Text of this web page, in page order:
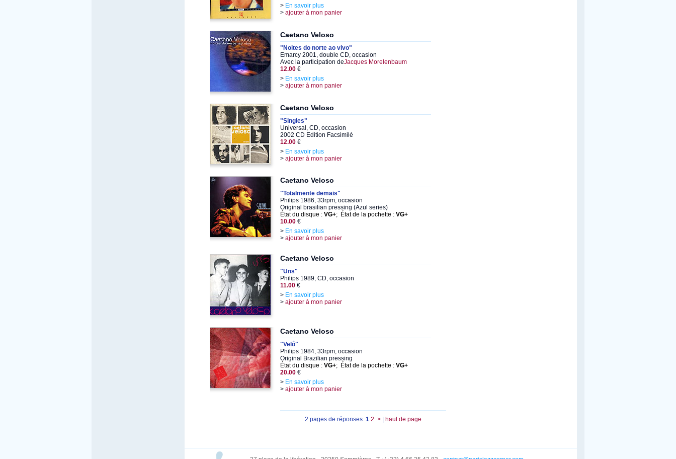
> En savoir plus
> ajouter à mon panier
Caetano Veloso
"Noites do norte ao vivo"
Emarcy 2001, double CD, occasion
Avec la participation deJacques Morelenbaum
12.00 €
> En savoir plus
> ajouter à mon panier
Caetano Veloso
"Singles"
Universal, CD, occasion
2002 CD Edition Facsimilé
12.00 €
> En savoir plus
> ajouter à mon panier
Caetano Veloso
"Totalmente demais"
Philips 1986, 33rpm, occasion
Original brasilian pressing (Azul series)
État du disque : VG+; État de la pochette : VG+
10.00 €
> En savoir plus
> ajouter à mon panier
Caetano Veloso
"Uns"
Philips 1989, CD, occasion
11.00 €
> En savoir plus
> ajouter à mon panier
Caetano Veloso
"Velô"
Philips 1984, 33rpm, occasion
Original Brazilian pressing
État du disque : VG+; État de la pochette : VG+
20.00 €
> En savoir plus
> ajouter à mon panier
2 pages de réponses 1 2 > haut de page